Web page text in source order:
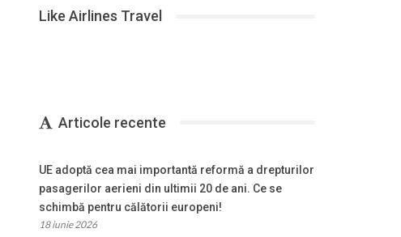
Like Airlines Travel
Articole recente
UE adoptă cea mai importantă reformă a drepturilor
pasagerilor aerieni din ultimii 20 de ani. Ce se
schimbă pentru călătorii europeni!
18 iunie 2026